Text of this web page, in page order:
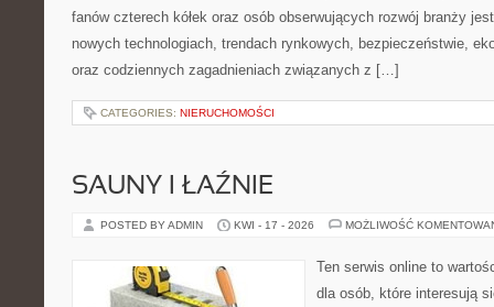
fanów czterech kółek oraz osób obserwujących rozwój branży
nowych technologiach, trendach rynkowych, bezpieczeństwie,
oraz codziennych zagadnieniach związanych z […]
CATEGORIES: NIERUCHOMOŚCI
SAUNY I ŁAŹNIE
POSTED BY ADMIN KWI - 17 - 2026 MOŻLIWOŚĆ
Ten serwis online to
dla osób, które interesują